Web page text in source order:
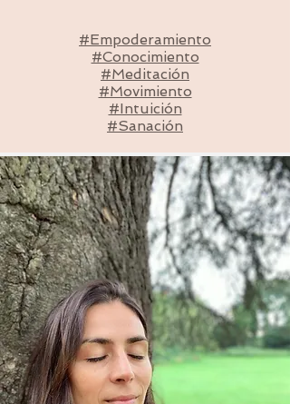
#Empoderamiento
#Conocimiento
#Meditación
#Movimiento
#Intuición
#Sanación